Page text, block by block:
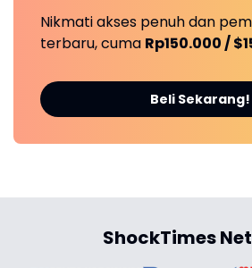
Nikmati akses penuh dan
terbaru, cuma Rp150.000 /
Beli Sekarang!
ShockTimes